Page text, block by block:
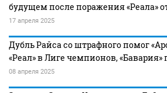
будущем после поражения «Реала»
17 апреля 2025
Дубль Райса со штрафного помог
«Реал» в Лиге чемпионов, «Бавария»
08 апреля 2025